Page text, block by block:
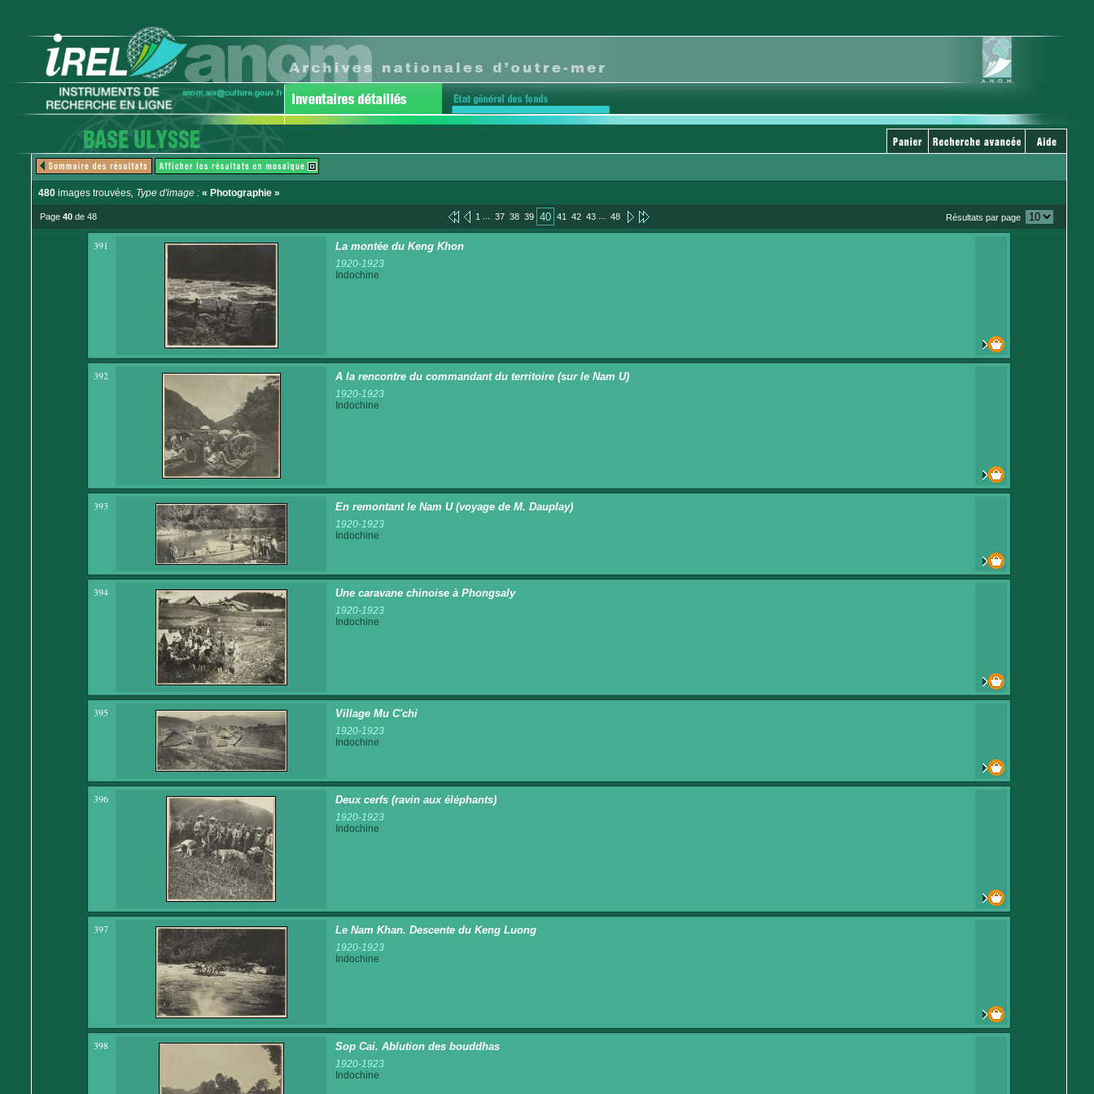
480 images trouvées, Type d'image : « Photographie »
Page 40 de 48 1 ... 37 38 39 40 41 42 43 ... 48 Résultats par page
391 La montée du Keng Khon
1920-1923
Indochine
392 A la rencontre du commandant du territoire (sur le Nam U)
1920-1923
Indochine
393 En remontant le Nam U (voyage de M. Dauplay)
1920-1923
Indochine
394 Une caravane chinoise à Phongsaly
1920-1923
Indochine
395 Village Mu C'chi
1920-1923
Indochine
396 Deux cerfs (ravin aux éléphants)
1920-1923
Indochine
397 Le Nam Khan. Descente du Keng Luong
1920-1923
Indochine
398 Sop Cai. Ablution des bouddhas
1920-1923
Indochine